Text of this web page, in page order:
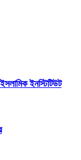
ইনস্টিটিউট